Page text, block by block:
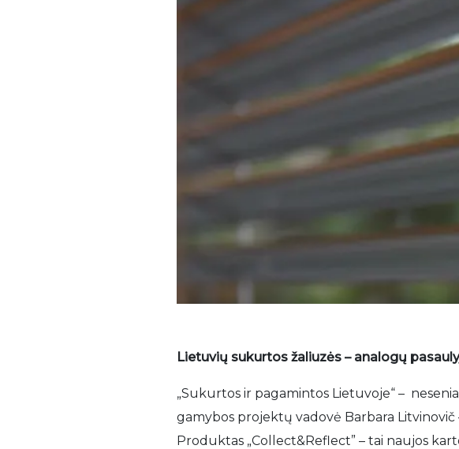
Fasadinės žaliuzės
Lietuvių sukurtos žaliuzės – analogų
„Sukurtos ir pagamintos Lietuvoje“ –
gamybos projektų vadovė Barbara Litvinovič
Produktas „Collect&Reflect” – tai naujos